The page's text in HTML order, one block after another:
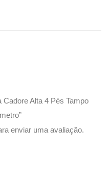
Cadore Alta 4 Pés Tampo
enviar uma avaliação.